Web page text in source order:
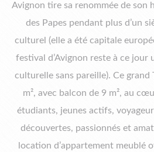
Avignon tire sa renommée de son
des Papes pendant plus d’un
culturel (elle a été capitale
festival d’Avignon reste à ce
culturelle sans pareille). Ce grand
m², avec balcon de 9 m², au
étudiants, jeunes actifs,
découvertes, passionnés et
location d’appartement meublé